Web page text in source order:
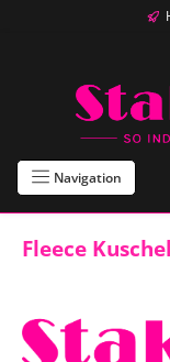
Zum Hauptinhalt
Navigation
Fleece